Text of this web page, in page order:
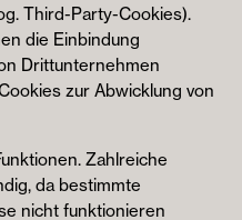
Third-Party-Cookies).
die Einbindung
Drittunternehmen
zur Abwicklung von
Zahlreiche
da bestimmte
nicht funktionieren